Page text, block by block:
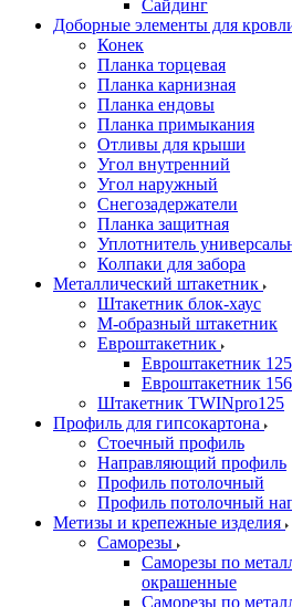
Сайдинг
Доборные элементы для
Конек
Планка торцевая
Планка карнизная
Планка ендовы
Планка примыкания
Отливы для крыши
Угол внутренний
Угол наружный
Снегозадержатели
Планка защитная
Уплотнитель
Колпаки для забора
Металлический штакетник
Штакетник блок-хаус
М-образный штакетник
Евроштакетник
Евроштакетник
Евроштакетник
Штакетник TWINpro125
Профиль для гипсокартона
Стоечный профиль
Направляющий профиль
Профиль потолочный
Профиль потолочный
Метизы и крепежные изделия
Саморезы
Саморезы по
окрашенные
Саморезы по